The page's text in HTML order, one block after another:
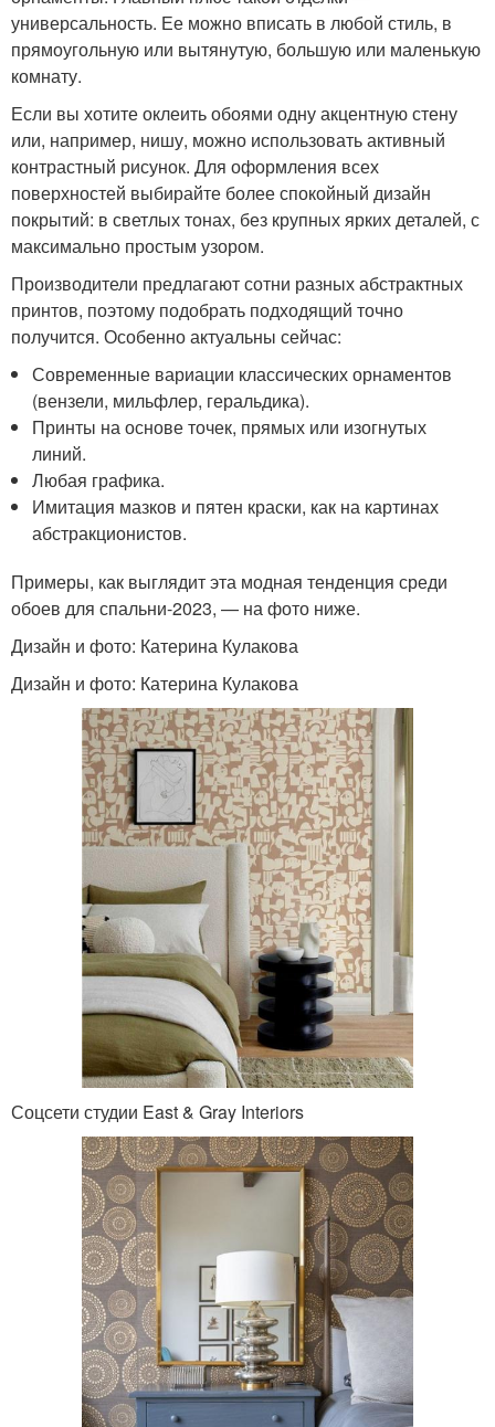
универсальность. Ее можно вписать в любой стиль, в
прямоугольную или вытянутую, большую или маленькую
комнату.
Если вы хотите оклеить обоями одну акцентную стену
или, например, нишу, можно использовать активный
контрастный рисунок. Для оформления всех
поверхностей выбирайте более спокойный дизайн
покрытий: в светлых тонах, без крупных ярких деталей, с
максимально простым узором.
Производители предлагают сотни разных абстрактных
принтов, поэтому подобрать подходящий точно
получится. Особенно актуальны сейчас:
Современные вариации классических орнаментов
(вензели, мильфлер, геральдика).
Принты на основе точек, прямых или изогнутых
линий.
Любая графика.
Имитация мазков и пятен краски, как на картинах
абстракционистов.
Примеры, как выглядит эта модная тенденция среди
обоев для спальни-2023, — на фото ниже.
Дизайн и фото: Катерина Кулакова
Дизайн и фото: Катерина Кулакова
Соцсети студии East & Gray Interiors